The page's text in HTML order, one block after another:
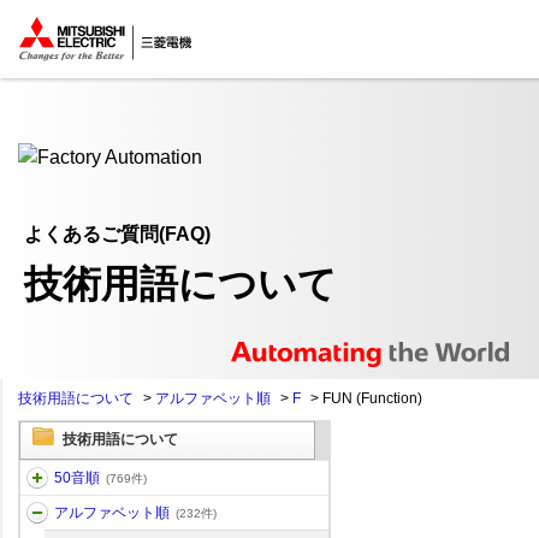
ここから本文
よくあるご質問(FAQ)
技術用語について
技術用語について > アルファベット順 > F > FUN (Function)
技術用語について
50音順 (769件)
アルファベット順 (232件)